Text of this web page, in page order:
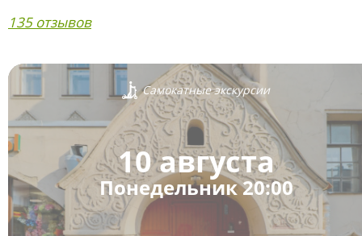
135 отзывов
Самокатные экскурсии
10 августа
Понедельник 20:00